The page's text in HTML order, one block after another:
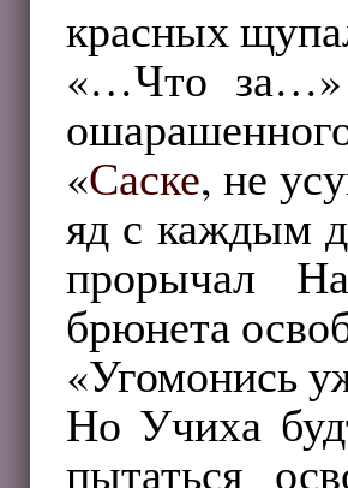
красных
«…Что за…»
«Саске, не
яд с каждым
прорычал
брюнета
«Угомонись
Но Учиха
пытаться